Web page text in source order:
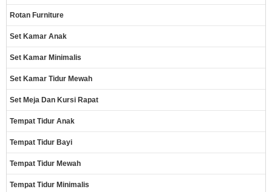
Rotan Furniture
Set Kamar Anak
Set Kamar Minimalis
Set Kamar Tidur Mewah
Set Meja Dan Kursi Rapat
Tempat Tidur Anak
Tempat Tidur Bayi
Tempat Tidur Mewah
Tempat Tidur Minimalis